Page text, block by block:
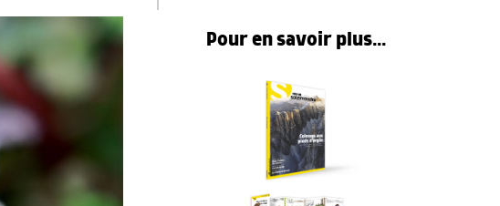
Pour en savoir plus...